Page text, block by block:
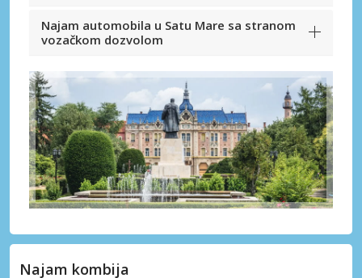
Najam automobila u Satu Mare sa stranom
vozačkom dozvolom
Najam kombija